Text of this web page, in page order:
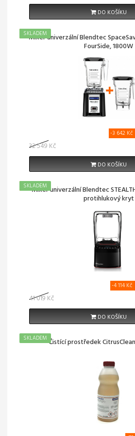
DO KOŠÍKU
Mixér univerzální Blendtec
FourSide, 1800W
AKCE!
SKLADEM
32 549 Kč
-3 642 Kč
DO KOŠÍKU
Mixér univerzální Blendtec
protihlukový kryt
AKCE!
SKLADEM
41 019 Kč
-4 114 Kč
DO KOŠÍKU
Čistící prostředek
SKLADEM